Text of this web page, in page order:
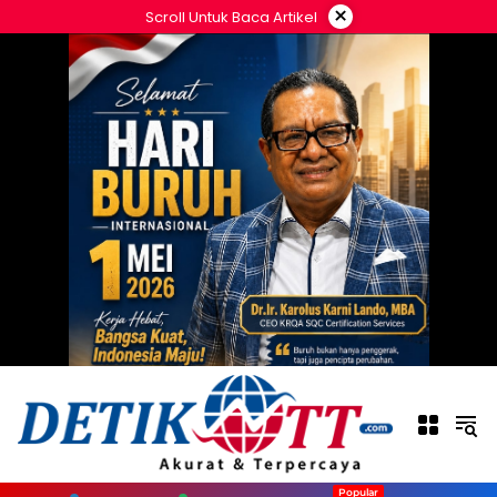
ke
Scroll Untuk Baca Artikel ×